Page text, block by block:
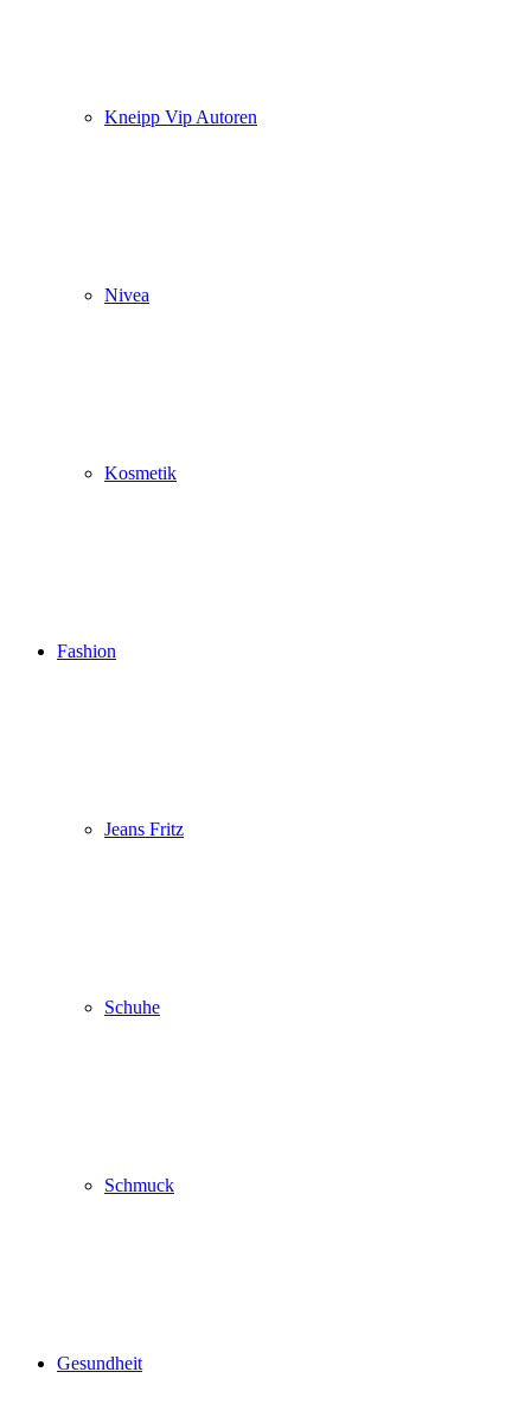
Kneipp Vip Autoren
Nivea
Kosmetik
Fashion
Jeans Fritz
Schuhe
Schmuck
Gesundheit